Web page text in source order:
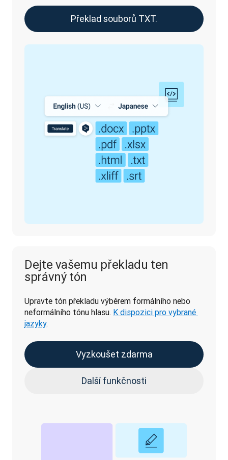
Překlad souborů TXT.
Dejte vašemu překladu ten
správný tón
Upravte tón překladu výběrem formálního nebo
neformálního tónu hlasu. K dispozici pro vybrané
jazyky.
Vyzkoušet zdarma
Další funkčnosti